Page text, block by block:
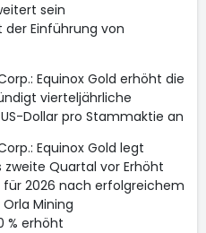
sein
Einführung von
Equinox Gold erhöht die
vierteljährliche
Dollar pro Stammaktie an
Equinox Gold legt
zweite Quartal vor Erhöht
für 2026 nach erfolgreichem
Mining
% erhöht